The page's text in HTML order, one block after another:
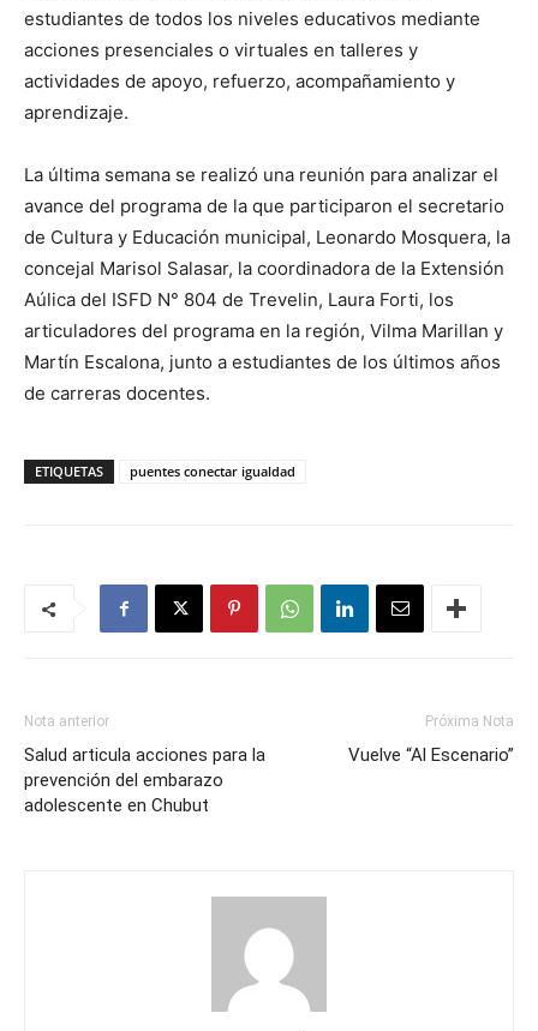
estudiantes de todos los niveles educativos mediante
acciones presenciales o virtuales en talleres y
actividades de apoyo, refuerzo, acompañamiento y
aprendizaje.
La última semana se realizó una reunión para analizar el
avance del programa de la que participaron el secretario
de Cultura y Educación municipal, Leonardo Mosquera, la
concejal Marisol Salasar, la coordinadora de la Extensión
Aúlica del ISFD N° 804 de Trevelin, Laura Forti, los
articuladores del programa en la región, Vilma Marillan y
Martín Escalona, junto a estudiantes de los últimos años
de carreras docentes.
ETIQUETAS puentes conectar igualdad
Nota anterior
Salud articula acciones para la
prevención del embarazo
adolescente en Chubut
Próxima Nota
Vuelve “Al Escenario”